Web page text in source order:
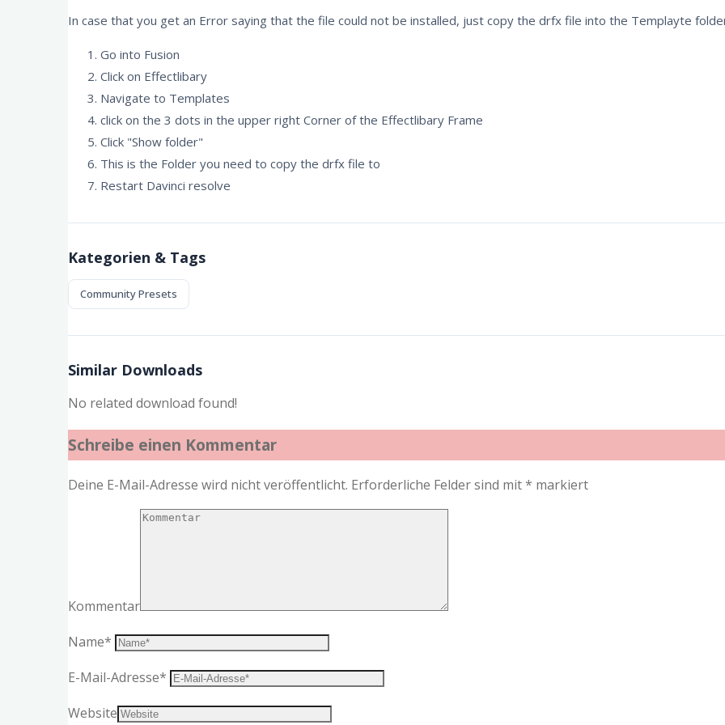
In case that you get an Error saying that the file could not be installed, just copy the drfx file into the Templayte
Go into Fusion
Click on Effectlibary
Navigate to Templates
click on the 3 dots in the upper right Corner of the Effectlibary Frame
Click "Show folder"
This is the Folder you need to copy the drfx file to
Restart Davinci resolve
Kategorien & Tags
Community Presets
Similar Downloads
No related download found!
Schreibe einen Kommentar
Deine E-Mail-Adresse wird nicht veröffentlicht. Erforderliche Felder sind mit* markiert
Kommentar
Name*
E-Mail-Adresse*
Website